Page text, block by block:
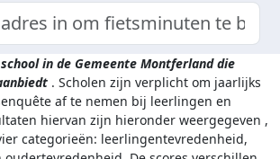
school in de Gemeente Montferland die
. Scholen zijn verplicht om jaarlijks
af te nemen bij leerlingen en
hiervan zijn hieronder weergegeven ,
categorieën: leerlingentevredenheid,